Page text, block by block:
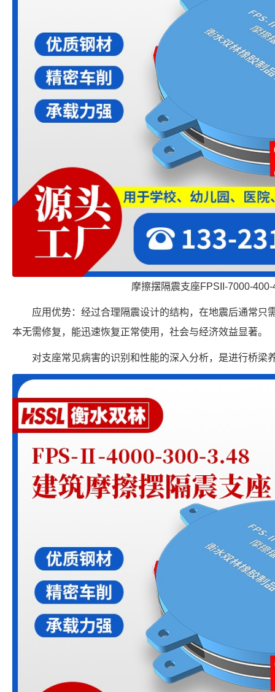
摩擦摆隔震支座FPSII-7000-400-
应用优势：经过合理隔震设计的结构，在地震后通常只
本无需修复，能迅速恢复正常使用，社会与经济效益显著。
对支座常见病害的识别和性能的深入分析，是进行桥梁